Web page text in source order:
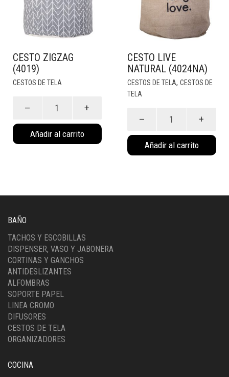
CESTO ZIGZAG
(4019)
CESTOS DE TELA
(4019)
cantidadAñadir al carrito
CESTO LIVE
NATURAL (4024NA)
CESTOS DE TELA, CESTOS DE
TELA
Natural
(4024NA)
cantidad
Añadir al carrito
BAÑO
TACHOS Y ESCOBILLAS
DISPENSER, VASO Y JABONERA
CORTINAS Y GANCHOS
ANTIDESLIZANTES
ALFOMBRAS
SOPORTE PAPEL
LINEA CROMO
DIFUSORES
CESTOS DE TELA
ORGANIZADORES
COCINA